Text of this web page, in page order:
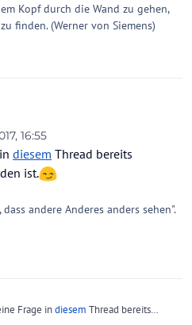
Kopf durch die Wand zu gehen,
finden. (Werner von Siemens)
gibt es Frühbucherrabatte von
und es ist kein Rabatt drauf
wäre dieser im Preis
kaum teurer sind, wo sie doch ca.
danke für eure Hilfe.
16:55
diesem Thread bereits
ist.
andere Anderes anders sehen".
Frage indiesem Thread bereits